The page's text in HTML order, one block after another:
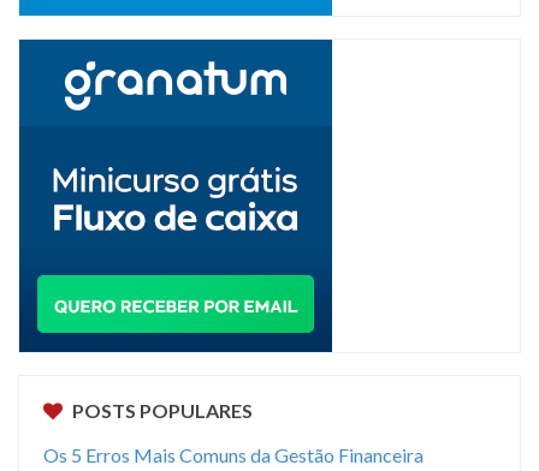
POSTS POPULARES
Os 5 Erros Mais Comuns da Gestão Financeira